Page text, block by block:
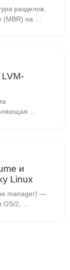
разделов.
(MBR) на
и
Linux
manager) —
2,